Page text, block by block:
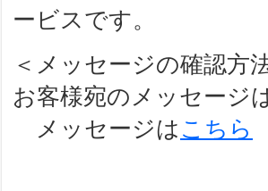
ービスです。
＜メッセージの確認方
お客様宛のメッセージ
メッセージは こちら